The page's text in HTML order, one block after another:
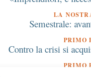
LA
Semestrale:
PRIMO
Contro la crisi si
PRIMO